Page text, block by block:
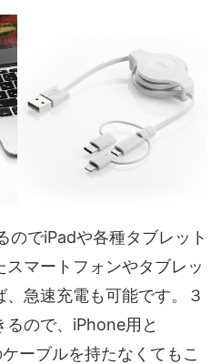
のでiPadや各種タブレット
マートフォンやタブレッ
、急速充電も可能です。３
ので、iPhone用と
ーブルを持たなくてもこ